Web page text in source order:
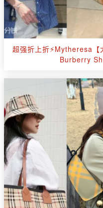
超强折上折⚡Mytheresa【
Burberry